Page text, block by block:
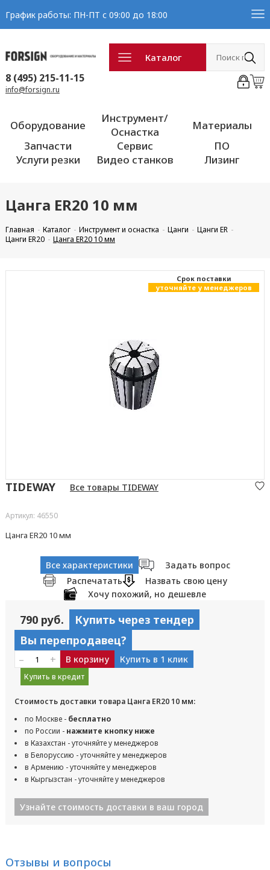
График работы: ПН-ПТ с 09:00 до 18:00
Каталог
8 (495) 215-11-15
info@forsign.ru
Оборудование
Инструмент/
Оснастка
Материалы
Запчасти
Сервис
ПО
Услуги резки
Видео станков Лизинг
Цанга ER20 10 мм
Главная Каталог Инструмент и оснастка Цанги
Цанги ER
Цанги ER20
Цанга ER20 10 мм
Cрок поставки
уточняйте у менеджеров
TIDEWAY Все товары TIDEWAY
Артикул: 46550
Цанга ER20 10 мм
Все характеристики
Задать вопрос
Распечатать
Назвать свою цену
Хочу похожий, но дешевле
790 руб.
Купить через тендер
Вы перепродавец?
– + В корзину Купить в 1 клик
Купить в кредит
Стоимость доставки товара Цанга ER20 10 мм:
по Москве - бесплатно
по России - нажмите кнопку ниже
в Казахстан - уточняйте у менеджеров
в Белоруссию - уточняйте у менеджеров
в Армению - уточняйте у менеджеров
в Кыргызстан - уточняйте у менеджеров
Узнайте стоимость доставки в ваш город
Отзывы и вопросы